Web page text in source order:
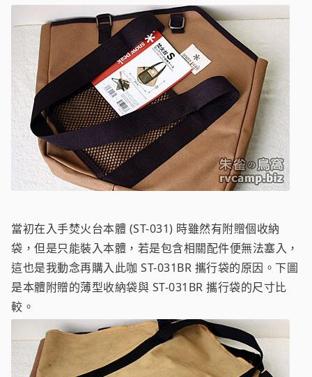
當初在入手焚火台本體 (ST-031) 時雖然有附贈個收納
袋，但是只能裝入本體，若是包含相關配件便無法塞入，
這也是我動念再購入此咖 ST-031BR 攜行袋的原因。下圖
是本體附贈的薄型收納袋與 ST-031BR 攜行袋的尺寸比
較。